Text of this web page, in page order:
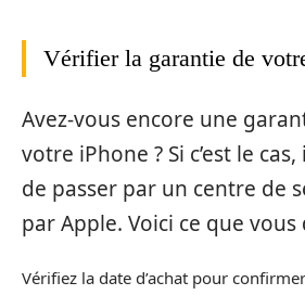
Vérifier la garantie de
Avez-vous encore une
votre iPhone ? Si c’est le
de passer par un centre de
par Apple. Voici ce que vous
Vérifiez la date d’achat pour